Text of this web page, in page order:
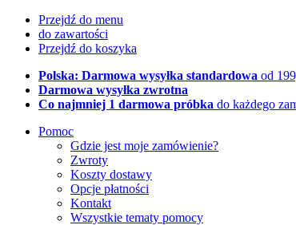
Przejdź do menu
do zawartości
Przejdź do koszyka
Polska: Darmowa wysyłka standardowa od
Darmowa wysyłka zwrotna
Co najmniej 1 darmowa próbka do każdego
Pomoc
Gdzie jest moje zamówienie?
Zwroty
Koszty dostawy
Opcje płatności
Kontakt
Wszystkie tematy pomocy